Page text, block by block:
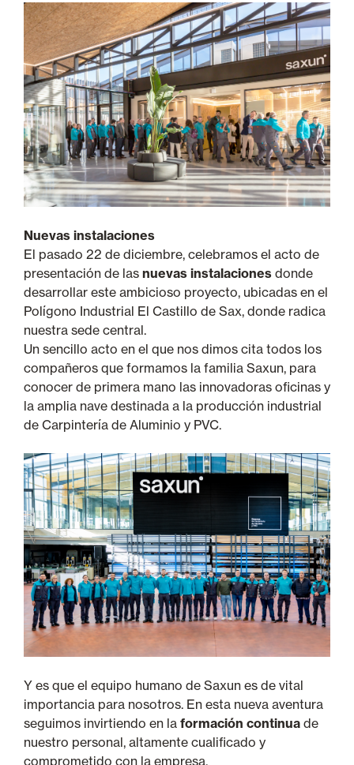
Nuevas instalaciones
El pasado 22 de diciembre, celebramos el acto de
presentación de las nuevas instalaciones donde
desarrollar este ambicioso proyecto, ubicadas en el
Polígono Industrial El Castillo de Sax, donde radica
nuestra sede central.
Un sencillo acto en el que nos dimos cita todos los
compañeros que formamos la familia Saxun, para
conocer de primera mano las innovadoras oficinas y
la amplia nave destinada a la producción industrial
de Carpintería de Aluminio y PVC.
Y es que el equipo humano de Saxun es de vital
importancia para nosotros. En esta nueva aventura
seguimos invirtiendo en la formación continua de
nuestro personal, altamente cualificado y
comprometido con la empresa.